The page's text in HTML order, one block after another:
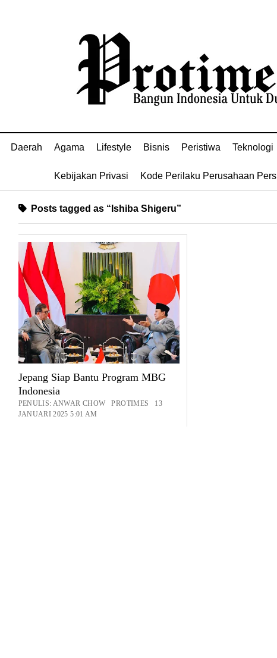
Daerah Agama Lifestyle Bisnis Peristiwa Teknologi
Kebijakan Privasi Kode Perilaku Perusahaan Pers
Posts tagged as “Ishiba Shigeru”
Jepang Siap Bantu Program MBG
Indonesia
PENULIS: ANWAR CHOW PROTIMES 13
JANUARI 2025 5:01 AM